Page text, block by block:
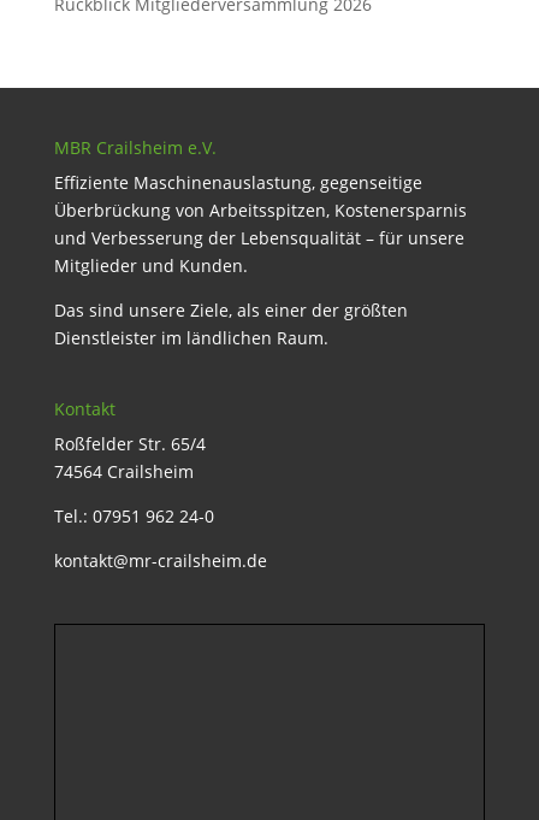
MBR Crailsheim e.V.
Effiziente Maschinenauslastung, gegenseitige
Überbrückung von Arbeitsspitzen, Kostenersparnis
und Verbesserung der Lebensqualität – für unsere
Mitglieder und Kunden.
Das sind unsere Ziele, als einer der größten
Dienstleister im ländlichen Raum.
Kontakt
Roßfelder Str. 65/4
74564 Crailsheim
Tel.: 07951 962 24-0
kontakt@mr-crailsheim.de